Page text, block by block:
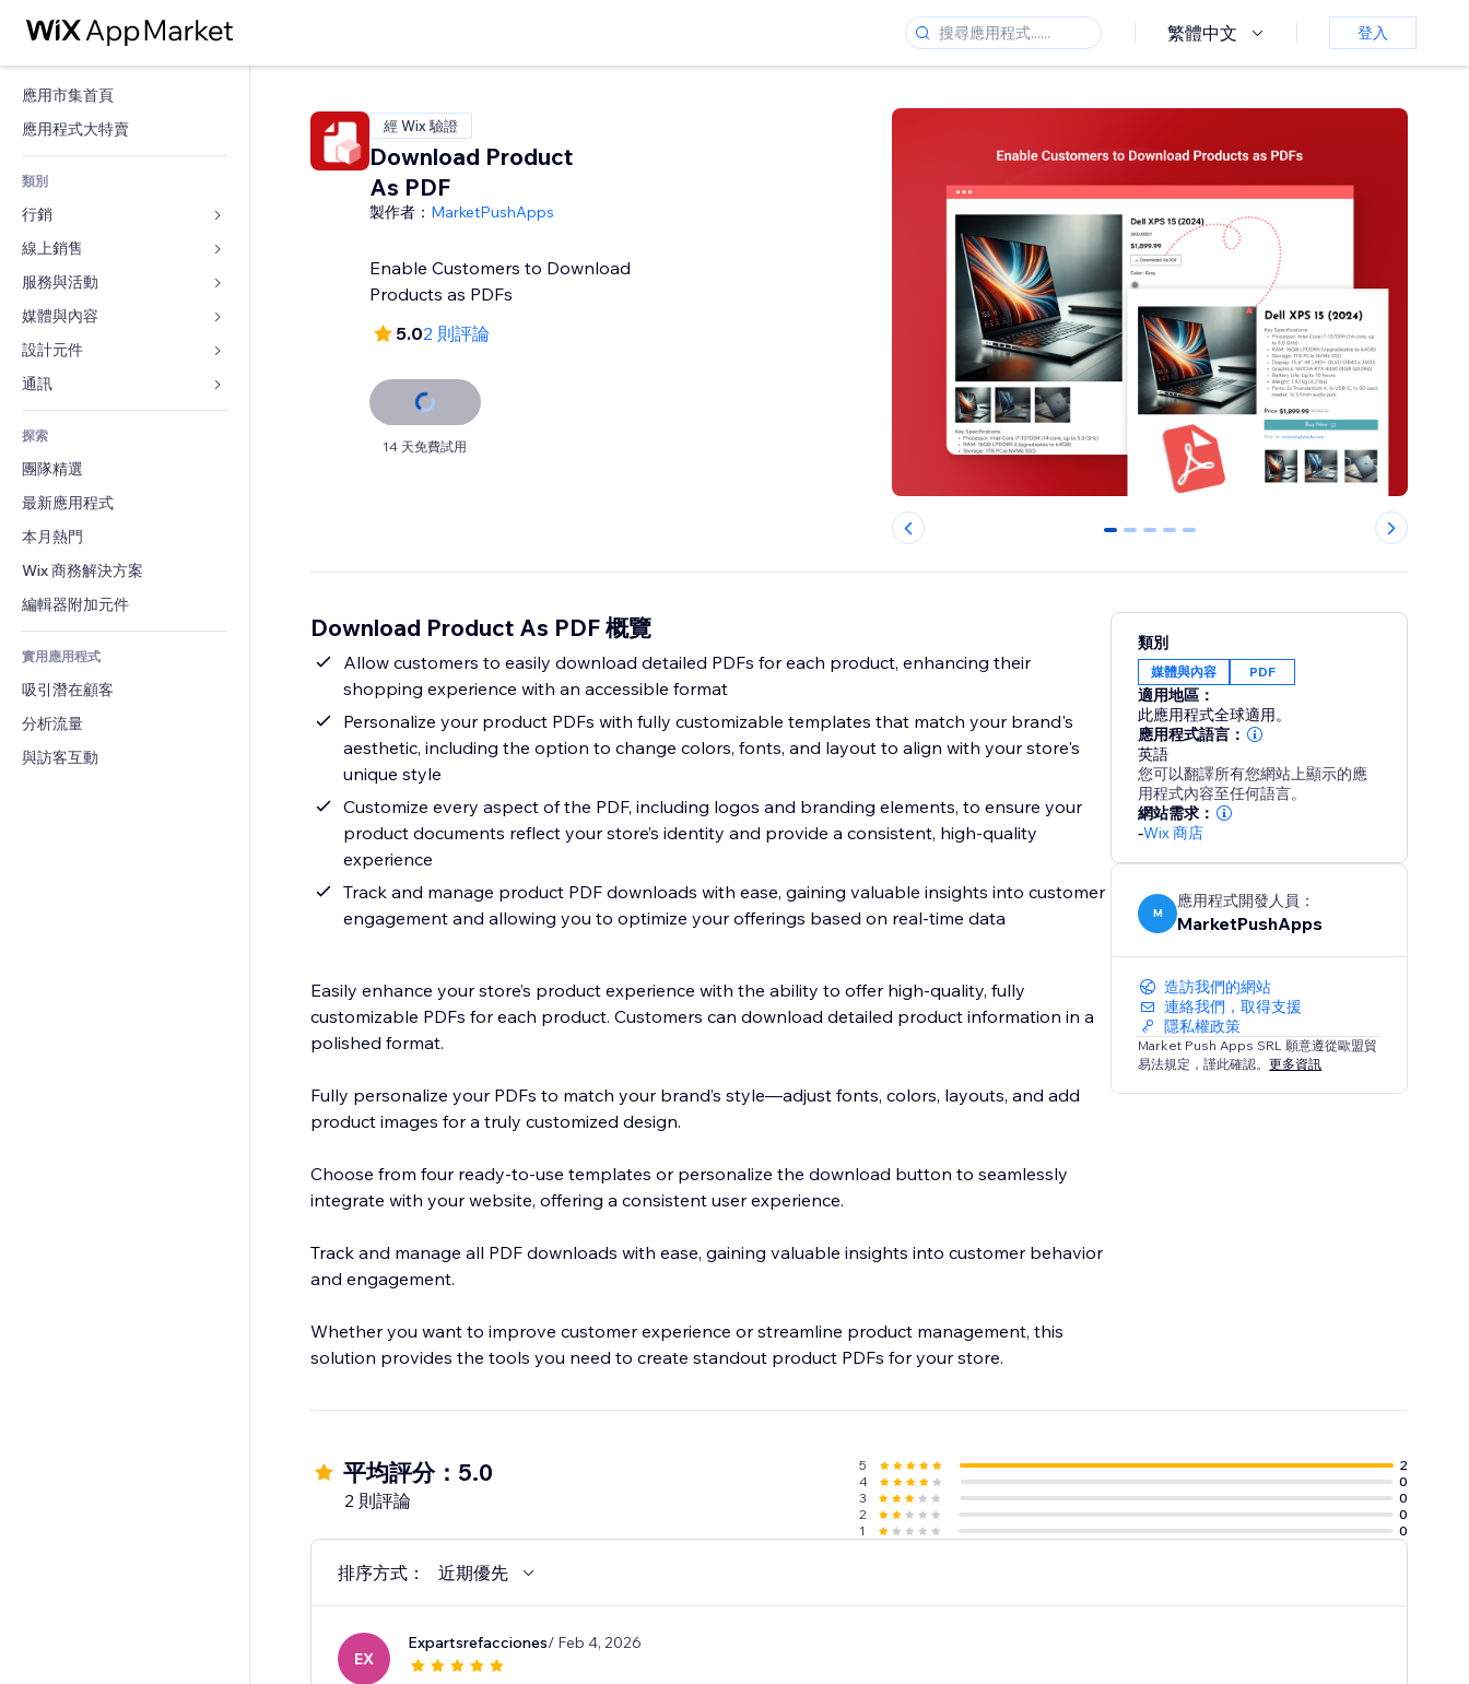
繁體中文 登入
應用市集首頁
應用程式大特賣
類別
行銷
廣告
行動裝置
分析
社交
發佈網站
電子郵件
轉換率
線上銷售
商店應用程式
出貨與送貨
付款按鈕
網路課程
會計
優惠券與酬賓計劃
倉儲解決方案
廠商直送
食品及飲料
服務與活動
旅館
活動
餐廳
不動產
預訂
媒體與內容
圖庫
音樂
Podcast
相片
影片
PDF
檔案分享
新聞
內容服務
設計元件
地圖與導航
隱私與安全性
時鐘
網頁範本
圖片效果
按鈕與選單
橫幅與徽章
計算機
搜尋
天氣
圖表與表格
表單
部落格
投票
聊天
留言
電話
社群
評價與推薦
CRM
探索
團隊精選
最新應用程式
本月熱門
Wix 商務解決方案
編輯器附加元件
實用應用程式
吸引潛在顧客
分析流量
與訪客互動
經 Wix 驗證
Download Product
As PDF
製作者： MarketPushApps
Enable Customers to Download
Products as PDFs
5.02 則評論
14 天免費試用
0 1 2 3 4
Download Product As PDF 概覽
Allow customers to easily download detailed PDFs for each product, enhancing their
shopping experience with an accessible format
Personalize your product PDFs with fully customizable templates that match your brand's
aesthetic, including the option to change colors, fonts, and layout to align with your store's
unique style
Customize every aspect of the PDF, including logos and branding elements, to ensure your
product documents reflect your store’s identity and provide a consistent, high-quality
experience
Track and manage product PDF downloads with ease, gaining valuable insights into customer
engagement and allowing you to optimize your offerings based on real-time data
Easily enhance your store’s product experience with the ability to offer high-quality, fully
customizable PDFs for each product. Customers can download detailed product information in a
polished format.
Fully personalize your PDFs to match your brand’s style—adjust fonts, colors, layouts, and add
product images for a truly customized design.
Choose from four ready-to-use templates or personalize the download button to seamlessly
integrate with your website, offering a consistent user experience.
Track and manage all PDF downloads with ease, gaining valuable insights into customer behavior
and engagement.
Whether you want to improve customer experience or streamline product management, this
solution provides the tools you need to create standout product PDFs for your store.
類別
媒體與內容 PDF
適用地區：
此應用程式全球適用。
應用程式語言：
英語
您可以翻譯所有您網站上顯示的應
用程式內容至任何語言。
網站需求：
-Wix 商店
M
應用程式開發人員：
MarketPushApps
造訪我們的網站
連絡我們，取得支援
隱私權政策
Market Push Apps SRL 願意遵從歐盟貿
易法規定，謹此確認。更多資訊
平均評分：5.0
2 則評論
5
2
4
0
3
0
2
0
1
0
排序方式： 近期優先
EX
Expartsrefacciones/ Feb 4, 2026